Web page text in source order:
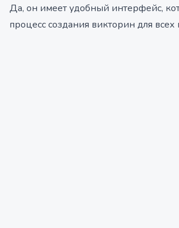
Да, он имеет удобный интерфейс,
процесс создания викторин для всех